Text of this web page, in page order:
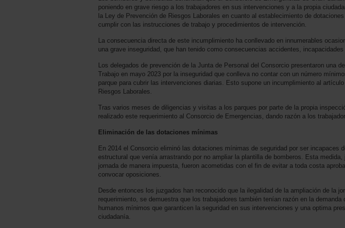
poniendo en grave riesgo a los trabajadores en sus intervenciones y a la propia
la Ley de Prevención de Riesgos Laborales en cuanto al establecimiento de
cumplir con las instrucciones de trabajo y procedimientos de intervención.
La consecuencia directa de este incumplimiento ha conllevado en innumerables
una grave inseguridad, que han tenido como consecuencias accidentes, incapacidades
Los delegados de prevención de la Junta de Personal del Consorcio presentaron una
Trabajo en mayo 2023 por la inseguridad que conlleva no contar con un número
parque para cubrir las intervenciones diarias. Esto supone un incumplimiento al
Riesgos Laborales.
Tras varios meses de diligencias y visitas a los parques por parte de la propia
realizado este requerimiento al Consorcio de Emergencias, dando razón a los
Eliminación de las dotaciones mínimas
En 2014 el Consorcio eliminó las dotaciones mínimas de seguridad por ser incapaces
estructural que venía arrastrando por no ampliar la plantilla de bomberos. Esta
jornada de manera impuesta, fueron acometidas con el fin de evitar a toda costa
convocar oposiciones.
Desde entonces los juzgados han reconocido que la ilegalidad de la ampliación de la
requerimiento, se demuestra que los trabajadores también tenían razón en la demanda
humanos mínimos que garanticen la seguridad en sus intervenciones y una optima
ciudadanía.